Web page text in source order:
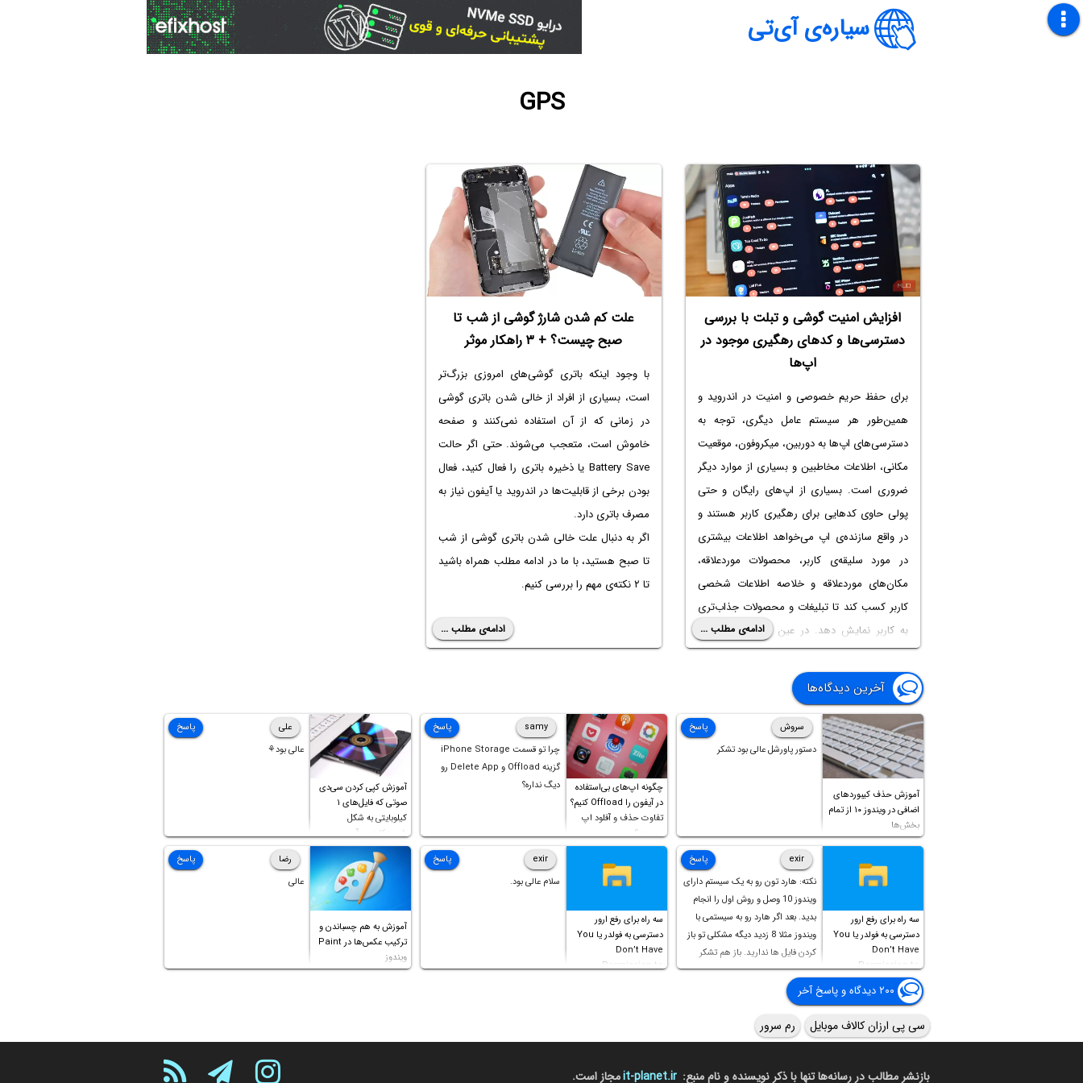
سیاره‌ی آی‌تی
GPS
افزایش امنیت گوشی و تبلت با بررسی
دسترسی‌ها و کدهای رهگیری موجود در
اپ‌ها
برای حفظ حریم خصوصی و امنیت در اندروید و
همین‌طور هر سیستم عامل دیگری، توجه به
دسترسی‌های اپ‌ها به دوربین، میکروفون، موقعیت
مکانی، اطلاعات مخاطبین و بسیاری از موارد دیگر
ضروری است. بسیاری از اپ‌های رایگان و حتی
پولی حاوی کدهایی برای رهگیری کاربر هستند و
در واقع سازنده‌ی اپ می‌خواهد اطلاعات بیشتری
در مورد سلیقه‌ی کاربر، محصولات موردعلاقه،
مکان‌های موردعلاقه و خلاصه اطلاعات شخصی
کاربر کسب کند تا تبلیغات و محصولات جذاب‌تری
به کاربر نمایش دهد. در عین حال احتمال سوء
استفاده هکرها و سازمان‌های جاسوسی از دوربین
و میکروفون و فهرست مخاطبین و تماس‌ها در
گوشی و تبلت افراد محتمل است.
در ادامه‌ی این مطلب به معرفی یک اپ رایگان و
ساده برای چک کردن تعداد دسترسی‌ها و کدهای
راهکار کلی برای اپ‌های مشکل‌ساز و مشکوک
معرفی می‌کنیم.
ادامه‌ی مطلب ...
علت کم شدن شارژ گوشی از شب تا
صبح چیست؟ + ۳ راهکار موثر
با وجود اینکه باتری گوشی‌های امروزی بزرگ‌تر
است، بسیاری از افراد از خالی شدن باتری گوشی
در زمانی که از آن استفاده نمی‌کنند و صفحه
خاموش است، متعجب می‌شوند. حتی اگر حالت
Battery Save یا ذخیره باتری را فعال کنید، فعال
بودن برخی از قابلیت‌ها در اندروید یا آیفون نیاز به
مصرف باتری دارد.
اگر به دنبالعلت خالی شدن باتری گوشی از شب
تا صبح هستید، با ما در ادامه مطلب همراه باشید
تا ۲ نکته‌ی مهم را بررسی کنیم.
ادامه‌ی مطلب ...
آخرین دیدگاه‌ها
آموزش حذف کیبوردهای
اضافی در ویندوز ۱۰ از تمام
بخش‌ها
سروش
دستور پاورشل عالی بود تشکر
پاسخ
چگونه اپ‌های بی‌استفاده
در آیفون را Offload کنیم؟
تفاوت حذف و آفلود اپ
چیست؟
samy
چرا تو قسمت iPhone Storage
گزینه Offload و Delete App رو
دیگ نداره؟
پاسخ
آموزش کپی کردن سی‌دی
صوتی که فایل‌های ۱
کیلوبایتی به شکل
شورت‌کات در آن موجود
است!
علی
عالی بود⚘
پاسخ
سه راه برای رفع ارور
دسترسی به فولدر یا You
Don’t Have
Permission to
Access this folder
exir
نکته: هارد تون رو به یک سیستم دارای
ویندوز 10 وصل و روش اول را انجام
بدید. بعد اگر هارد رو به سیستمی با
ویندوز مثلا 8 زدید دیگه مشکلی تو باز
کردن فایل ها ندارید. باز هم تشکر
پاسخ
سه راه برای رفع ارور
دسترسی به فولدر یا You
Don’t Have
Permission to
exir
سلام عالی بود.
پاسخ
آموزش به هم چسباندن و
ترکیب عکس‌ها در Paint
ویندوز
رضا
عالی
پاسخ
۲۰۰ دیدگاه و پاسخ آخر
سی پی ارزان کالاف موبایل رم سرور
بازنشر مطالب در رسانه‌ها تنها با ذکر نویسنده و نام منبع: it-planet.irمجاز است.